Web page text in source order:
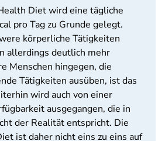
Diet wird eine tägliche
pro Tag zu Grunde gelegt.
körperliche Tätigkeiten
allerdings deutlich mehr
Menschen hingegen, die
Tätigkeiten ausüben, ist das
wird auch von einer
ausgegangen, die in
der Realität entspricht. Die
ist daher nicht eins zu eins auf